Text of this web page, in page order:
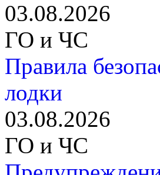
03.08.2026
ГО и ЧС
Правила
лодки
03.08.2026
ГО и ЧС